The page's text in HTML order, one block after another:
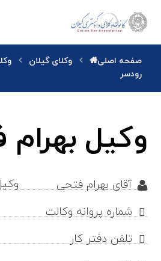
صفحه اصلی وکلای گیلان
رودسر
وکیل
آقای بهرام فتحی
شماره پروانه وکالت
تلفن دفتر کار